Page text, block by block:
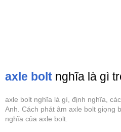
axle bolt nghĩa là gì
axle bolt nghĩa là gì, định nghĩa,
Anh. Cách phát âm axle bolt giọng
nghĩa của axle bolt.